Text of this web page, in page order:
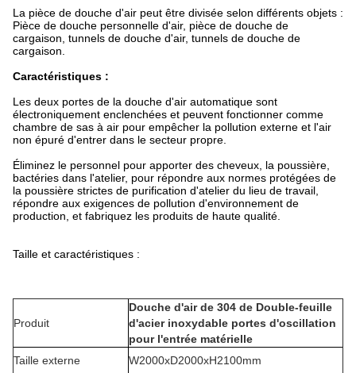
La pièce de douche d'air peut être divisée selon différents objets :
Pièce de douche personnelle d'air, pièce de douche de
cargaison, tunnels de douche d'air, tunnels de douche de
cargaison.
Caractéristiques :
Les deux portes de la douche d'air automatique sont
électroniquement enclenchées et peuvent fonctionner comme
chambre de sas à air pour empêcher la pollution externe et l'air
non épuré d'entrer dans le secteur propre.
Éliminez le personnel pour apporter des cheveux, la poussière,
bactéries dans l'atelier, pour répondre aux normes protégées de
la poussière strictes de purification d'atelier du lieu de travail,
répondre aux exigences de pollution d'environnement de
production, et fabriquez les produits de haute qualité.
Taille et caractéristiques :
Produit
Douche d'air de 304 de Double-feuille
d'acier inoxydable portes d'oscillation
pour l'entrée matérielle
Taille externe
W2000xD2000xH2100mm